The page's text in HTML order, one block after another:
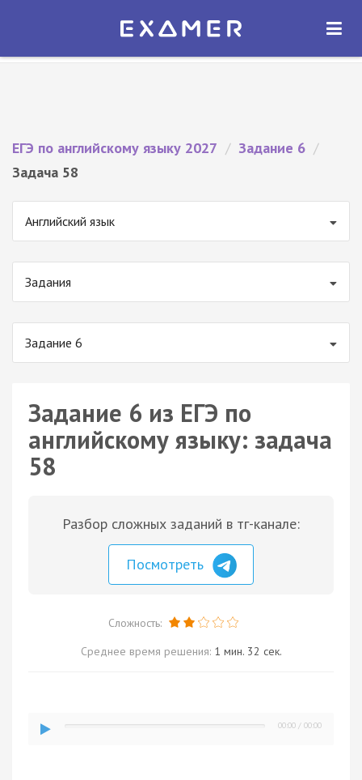
Экзамер — ЕГЭ 2027
ОТКРЫТЬ
ЕГЭ по английскому языку 2027 / Задание 6 /
Задача 58
Английский язык
Задания
Задание 6
Задание 6 из ЕГЭ по
английскому языку: задача
58
Разбор сложных заданий в тг-канале:
Посмотреть
Сложность:
Среднее время решения: 1 мин. 32 сек.
00:00 / 00:00